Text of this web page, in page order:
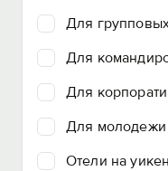
Для
Для
Для
Для молодежи
Отели на